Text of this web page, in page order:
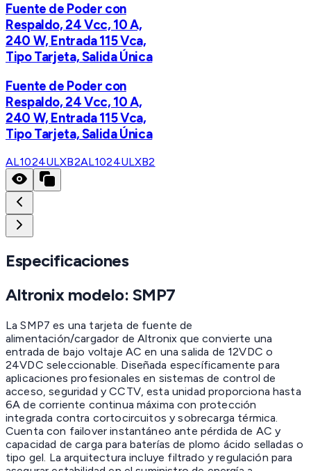
Fuente de Poder con
Respaldo, 24 Vcc, 10 A,
240 W, Entrada 115 Vca,
Tipo Tarjeta, Salida Única
Fuente de Poder con
Respaldo, 24 Vcc, 10 A,
240 W, Entrada 115 Vca,
Tipo Tarjeta, Salida Única
AL1024ULXB2AL1024ULXB2
Especificaciones
Altronix modelo: SMP7
La SMP7 es una tarjeta de fuente de
alimentación/cargador de Altronix que convierte una
entrada de bajo voltaje AC en una salida de 12VDC o
24VDC seleccionable. Diseñada específicamente para
aplicaciones profesionales en sistemas de control de
acceso, seguridad y CCTV, esta unidad proporciona hasta
6A de corriente continua máxima con protección
integrada contra cortocircuitos y sobrecarga térmica.
Cuenta con failover instantáneo ante pérdida de AC y
capacidad de carga para baterías de plomo ácido selladas o
tipo gel. La arquitectura incluye filtrado y regulación para